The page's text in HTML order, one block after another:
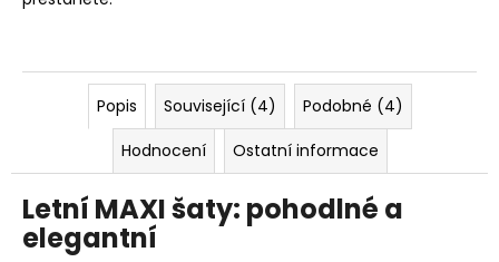
Popis Související (4)
Podobné (4)
Hodnocení
Ostatní informace
Letní MAXI šaty: pohodlné a
elegantní